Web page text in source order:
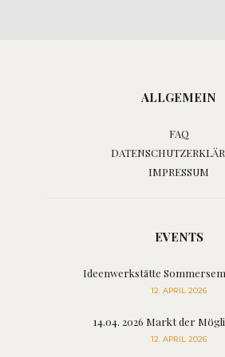
ALLGEMEIN
FAQ
IMPRESSUM
EVENTS
Ideenwerkstätte
12. APRIL 2026
14.04. 2026 Markt der
12. APRIL 2026